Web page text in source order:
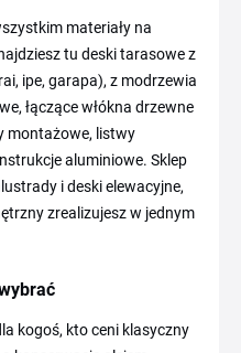
materiały na
tu deski tarasowe z
ipe, garapa), z modrzewia
łączące włókna drzewne
montażowe, listwy
aluminiowe. Sklep
i deski elewacyjne,
zrealizujesz w jednym
kogoś, kto ceni klasyczny